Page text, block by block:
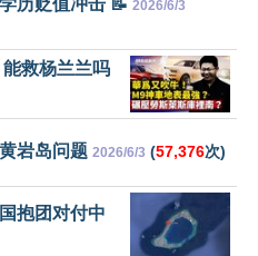
历贬值冲击 📝 2026/6/3
救杨兰兰吗
岩岛问题 2026/6/3 (57,376次)
抱团对付中